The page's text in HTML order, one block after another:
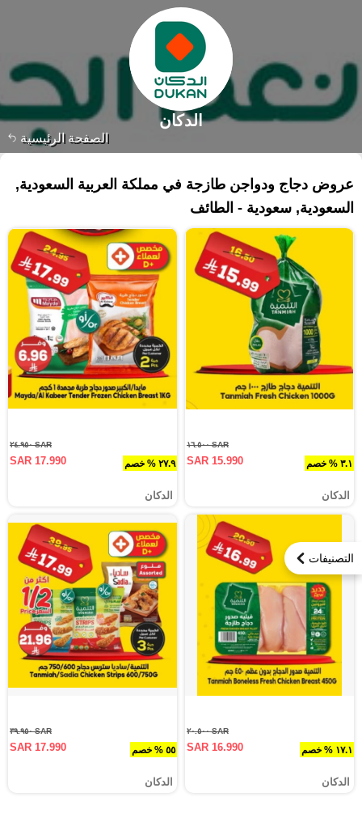
الصفحة الرئيسية
الدكان
التصنيفات
عروض دجاج ودواجن طازجة في مملكة العربية السعودية,
السعودية, سعودية - الطائف
٣.١ % خصم
SAR ١٦.٥٠٠
SAR 15.990
الدكان
٢٧.٩ % خصم
SAR ٢٤.٩٥٠
SAR 17.990
الدكان
١٧.١ % خصم
SAR ٢٠.٥٠٠
SAR 16.990
الدكان
٥٥ % خصم
SAR ٣٩.٩٥٠
SAR 17.990
الدكان